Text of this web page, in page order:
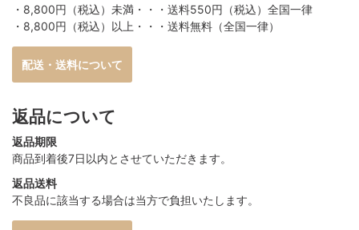
・8,800円（税込）未満・・・送料550円（税込）全国一律
・8,800円（税込）以上・・・送料無料（全国一律）
配送・送料について
返品について
返品期限
商品到着後7日以内とさせていただきます。
返品送料
不良品に該当する場合は当方で負担いたします。